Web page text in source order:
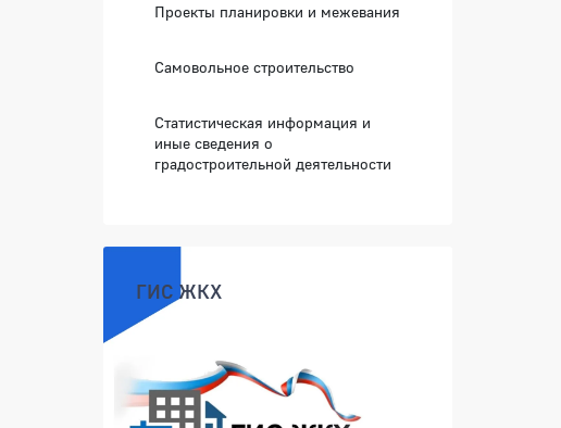
Проекты планировки и межевания
Самовольное строительство
Статистическая информация и
иные сведения о
градостроительной деятельности
ГИС ЖКХ